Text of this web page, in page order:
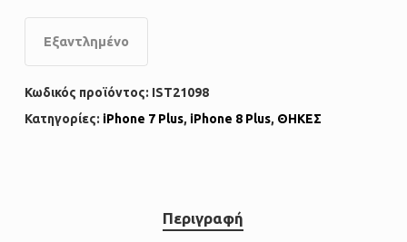
Εξαντλημένο
Κωδικός προϊόντος: IST21098
Κατηγορίες: iPhone 7 Plus, iPhone 8 Plus, ΘΗΚΕΣ
Περιγραφή